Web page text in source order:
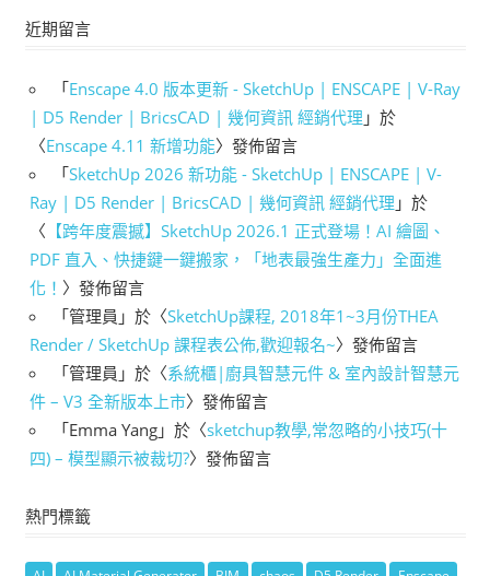
近期留言
「Enscape 4.0 版本更新 - SketchUp | ENSCAPE | V-Ray
| D5 Render | BricsCAD | 幾何資訊 經銷代理 」於
〈Enscape 4.11 新增功能〉發佈留言
「SketchUp 2026 新功能 - SketchUp | ENSCAPE | V-
Ray | D5 Render | BricsCAD | 幾何資訊 經銷代理 」於
〈 【跨年度震撼】SketchUp 2026.1 正式登場！AI 繪圖、
PDF 直入、快捷鍵一鍵搬家，「地表最強生產力」全面進
化！ 〉發佈留言
「管理員 」於〈SketchUp課程, 2018年1~3月份THEA
Render / SketchUp 課程表公佈,歡迎報名~〉發佈留言
「管理員 」於〈系統櫃|廚具智慧元件 & 室內設計智慧元
件 – V3 全新版本上市〉發佈留言
「Emma Yang 」於〈sketchup教學,常忽略的小技巧(十
四) – 模型顯示被裁切?〉發佈留言
熱門標籤